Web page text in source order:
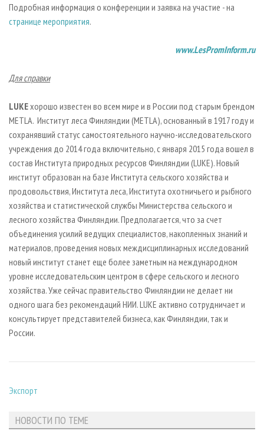
Подробная информация о конференции и заявка на участие - на
странице мероприятия.
www.LesPromInform.ru
Для справки
LUKEхорошо известен во всем мире и в России под старым брендом
METLA. Институт леса Финляндии (METLA), основанный в 1917 году и
сохранявший статус самостоятельного научно-исследовательского
учреждения до 2014 года включительно, с января 2015 года вошел в
состав Института природных ресурсов Финляндии (LUKE). Новый
институт образован на базе Института сельского хозяйства и
продовольствия, Института леса, Института охотничьего и рыбного
хозяйства и статистической службы Министерства сельского и
лесного хозяйства Финляндии. Предполагается, что за счет
объединения усилий ведущих специалистов, накопленных знаний и
материалов, проведения новых междисциплинарных исследований
новый институт станет еще более заметным на международном
уровне исследовательским центром в сфере сельского и лесного
хозяйства. Уже сейчас правительство Финляндии не делает ни
одного шага без рекомендаций НИИ. LUKE активно сотрудничает и
консультирует представителей бизнеса, как Финляндии, так и
России.
Экспорт
НОВОСТИ ПО ТЕМЕ